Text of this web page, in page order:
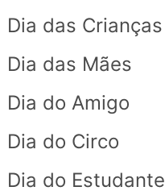
Dia das Crianças
Dia das Mães
Dia do Amigo
Dia do Circo
Dia do Estudante